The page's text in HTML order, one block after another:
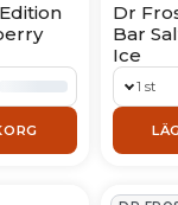
Dr
Bar
Ice
1 st